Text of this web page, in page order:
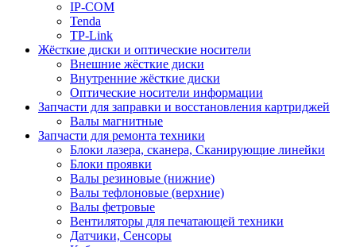
IP-COM
Tenda
TP-Link
Жёсткие диски и оптические носители
Внешние жёсткие диски
Внутренние жёсткие диски
Оптические носители информации
Запчасти для заправки и восстановления картриджей
Валы магнитные
Запчасти для ремонта техники
Блоки лазера, сканера, Сканирующие линейки
Блоки проявки
Валы резиновые (нижние)
Валы тефлоновые (верхние)
Валы фетровые
Вентиляторы для печатающей техники
Датчики, Сенсоры